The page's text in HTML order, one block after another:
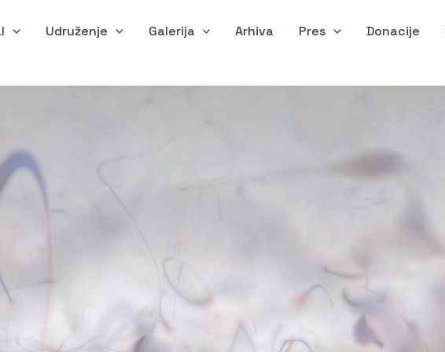
Udruženje Galerija Arhiva Pres Donacije